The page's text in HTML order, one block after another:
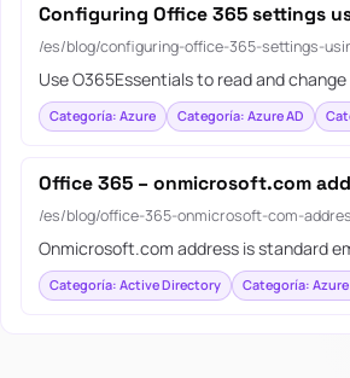
Configuring Office 365 settings
/es/blog/configuring-office-365-settings-
Use O365Essentials to read and
Categoría: Azure Categoría: Azure AD
Office 365 – onmicrosoft.com
/es/blog/office-365-onmicrosoft-com-
Onmicrosoft.com address is standard
Categoría: Active Directory Categoría: Azure